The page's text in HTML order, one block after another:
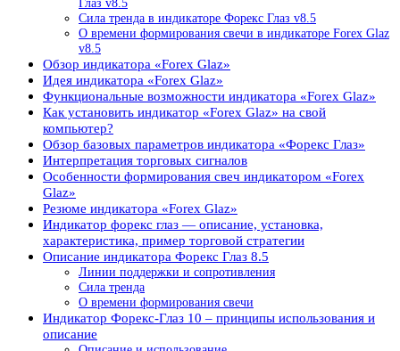
Сила тренда в индикаторе Форекс Глаз v8.5
О времени формирования свечи в индикаторе Forex Glaz
v8.5
Обзор индикатора «Forex Glaz»
Идея индикатора «Forex Glaz»
Функциональные возможности индикатора «Forex Glaz»
Как установить индикатор «Forex Glaz» на свой
компьютер?
Обзор базовых параметров индикатора «Форекс Глаз»
Интерпретация торговых сигналов
Особенности формирования свеч индикатором «Forex
Glaz»
Резюме индикатора «Forex Glaz»
Индикатор форекс глаз — описание, установка,
характеристика, пример торговой стратегии
Описание индикатора Форекс Глаз 8.5
Линии поддержки и сопротивления
Сила тренда
О времени формирования свечи
Индикатор Форекс-Глаз 10 – принципы использования и
описание